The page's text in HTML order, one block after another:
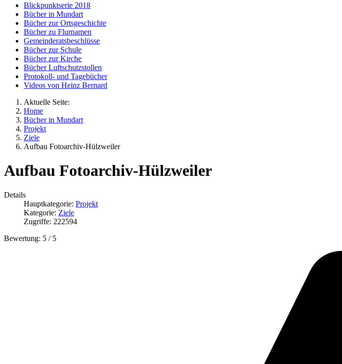
Blickpunktserie 2018
Bücher in Mundart
Bücher zur Ortsgeschichte
Bücher zu Flurnamen
Gemeinderatsbeschlüsse
Bücher zur Schule
Bücher zur Kirche
Bücher Luftschutzstollen
Protokoll- und Tagebücher
Videos von Heinz Bernard
Aktuelle Seite:
Home
Bücher in Mundart
Projekt
Ziele
Aufbau Fotoarchiv-Hülzweiler
Aufbau Fotoarchiv-Hülzweiler
Details
Hauptkategorie: Projekt
Kategorie: Ziele
Zugriffe: 222594
Bewertung: 5 / 5